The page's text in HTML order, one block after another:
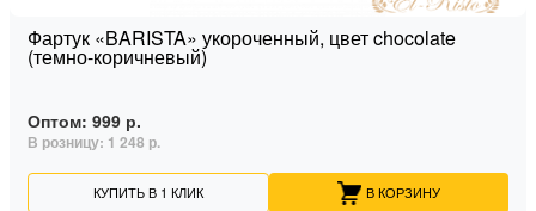
Фартук «BARISTA» укороченный, цвет chocolate
(темно-коричневый)
Оптом: 999 р.
В розницу: 1 248 р.
КУПИТЬ В 1 КЛИК В КОРЗИНУ